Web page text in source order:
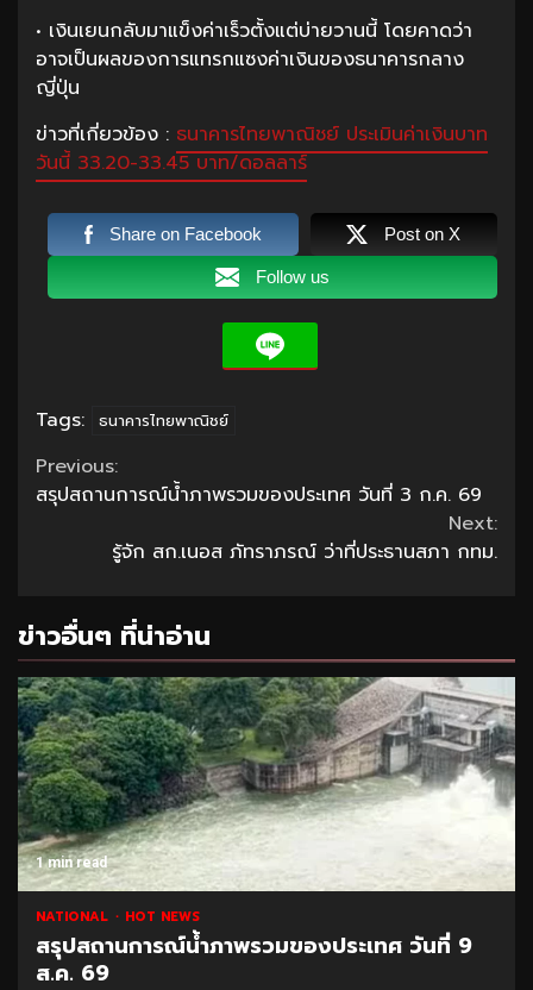
• เงินเยนกลับมาแข็งค่าเร็วตั้งแต่บ่ายวานนี้ โดยคาดว่า
อาจเป็นผลของการแทรกแซงค่าเงินของธนาคารกลาง
ญี่ปุ่น
ข่าวที่เกี่ยวข้อง : ธนาคารไทยพาณิชย์ ประเมินค่าเงินบาท
วันนี้ 33.20-33.45 บาท/ดอลลาร์
Share on Facebook Post on X
Follow us
Tags: ธนาคารไทยพาณิชย์
Continue
Reading
Previous:
สรุปสถานการณ์น้ำภาพรวมของประเทศ วันที่ 3 ก.ค. 69
Next:
รู้จัก สก.เนอส ภัทราภรณ์ ว่าที่ประธานสภา กทม.
ข่าวอื่นๆ ที่น่าอ่าน
1 min read
NATIONAL HOT NEWS
สรุปสถานการณ์น้ำภาพรวมของประเทศ วันที่ 9
ส.ค. 69